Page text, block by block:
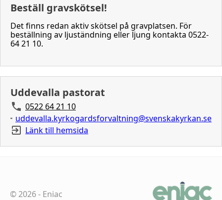
Beställ gravskötsel!
Det finns redan aktiv skötsel på gravplatsen. För
beställning av ljuständning eller ljung kontakta 0522-
64 21 10.
Uddevalla pastorat
0522 64 21 10
uddevalla.kyrkogardsforvaltning@svenskakyrkan.se
Länk till hemsida
©2026- Eniac